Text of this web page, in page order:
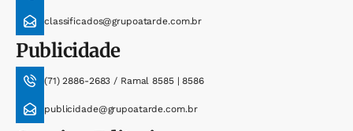
classificados@grupoatarde.com.br
Publicidade
(71) 2886-2683 / Ramal 8585 | 8586
publicidade@grupoatarde.com.br